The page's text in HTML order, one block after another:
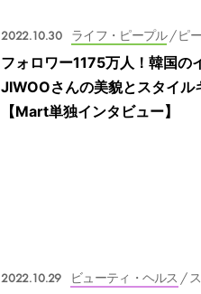
2022.10.30 ライフ・ピープル / ピ
フォロワー1175万人！韓国の
JIWOOさんの美貌とスタイル
【Mart単独インタビュー】
2022.10.29 ビューティ・ヘルス /